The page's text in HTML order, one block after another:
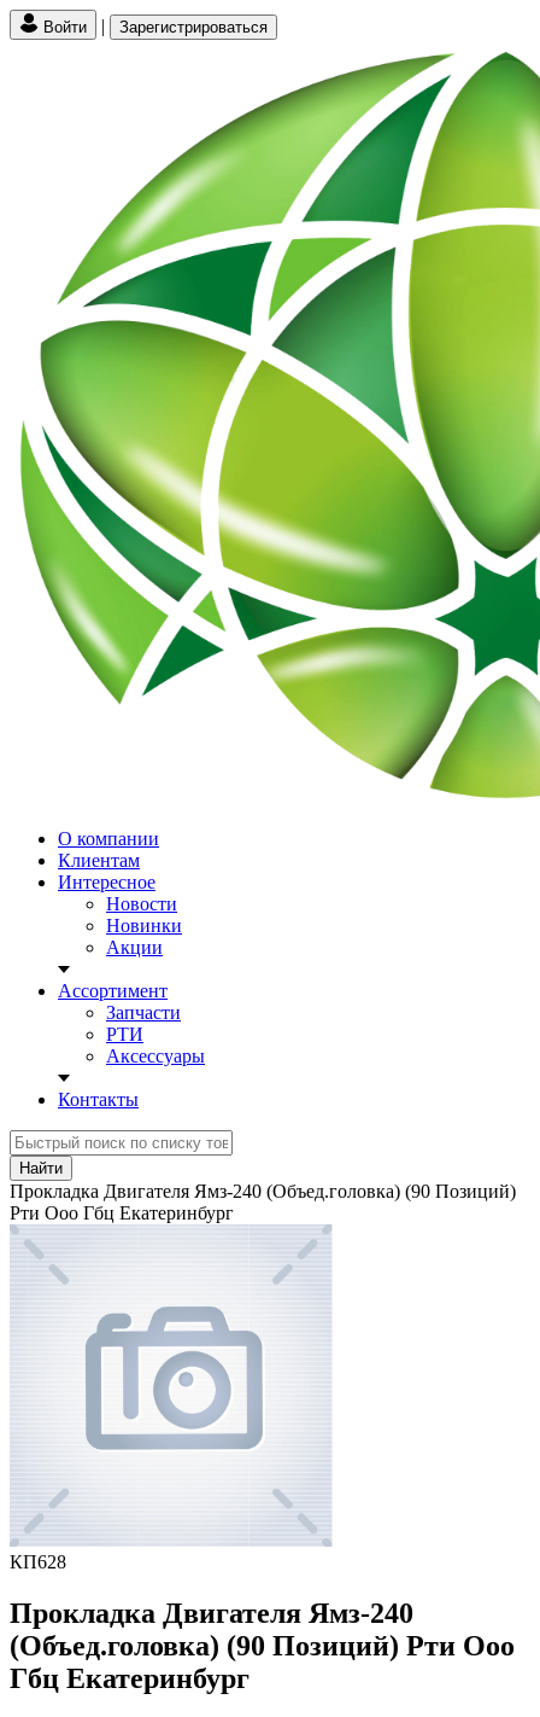
Войти | Зарегистрироваться
О компании
Клиентам
Интересное
Новости
Новинки
Акции
Ассортимент
Запчасти
РТИ
Аксессуары
Контакты
Найти
Прокладка Двигателя Ямз-240 (Объед.головка) (90 Позиций)
Рти Ооо Гбц Екатеринбург
КП628
Прокладка Двигателя Ямз-240
(Объед.головка) (90 Позиций) Рти Ооо
Гбц Екатеринбург